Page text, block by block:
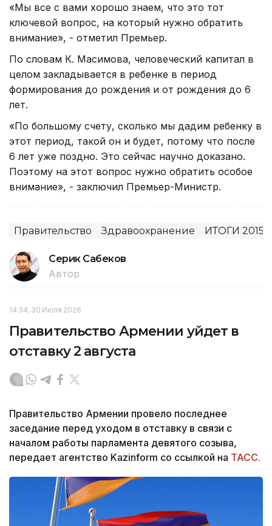
«Мы все с вами хорошо знаем, что это тот
ключевой вопрос, на который нужно обратить
внимание», - отметил Премьер.
По словам К. Масимова, человеческий капитал в
целом закладывается в ребенке в период
формирования до рождения и от рождения до 6
лет.
«По большому счету, сколько мы дадим ребенку в
этот период, такой он и будет, потому что после
6 лет уже поздно. Это сейчас научно доказано.
Поэтому на этот вопрос нужно обратить особое
внимание», - заключил Премьер-Министр.
Правительство Здравоохранение ИТОГИ 2015
Серик Сабеков
Автор
14:34, 30 Июля 2026
Правительство Армении уйдет в
отставку 2 августа
Правительство Армении провело последнее
заседание перед уходом в отставку в связи с
началом работы парламента девятого созыва,
передает агентство Kazinform со ссылкой на ТАСС.